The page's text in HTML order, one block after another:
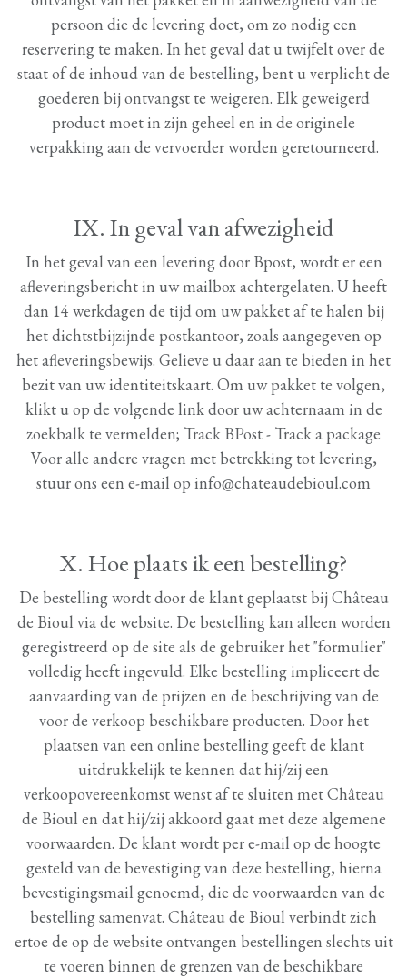
persoon die de levering doet, om zo nodig een
reservering te maken. In het geval dat u twijfelt over de
staat of de inhoud van de bestelling, bent u verplicht de
goederen bij ontvangst te weigeren. Elk geweigerd
product moet in zijn geheel en in de originele
verpakking aan de vervoerder worden geretourneerd.
IX. In geval van afwezigheid
In het geval van een levering door Bpost, wordt er een
afleveringsbericht in uw mailbox achtergelaten. U heeft
dan 14 werkdagen de tijd om uw pakket af te halen bij
het dichtstbijzijnde postkantoor, zoals aangegeven op
het afleveringsbewijs. Gelieve u daar aan te bieden in het
bezit van uw identiteitskaart. Om uw pakket te volgen,
klikt u op de volgende link door uw achternaam in de
zoekbalk te vermelden; Track BPost - Track a package
Voor alle andere vragen met betrekking tot levering,
stuur ons een e-mail op info@chateaudebioul.com
X. Hoe plaats ik een bestelling?
De bestelling wordt door de klant geplaatst bij Château
de Bioul via de website. De bestelling kan alleen worden
geregistreerd op de site als de gebruiker het "formulier"
volledig heeft ingevuld. Elke bestelling impliceert de
aanvaarding van de prijzen en de beschrijving van de
voor de verkoop beschikbare producten. Door het
plaatsen van een online bestelling geeft de klant
uitdrukkelijk te kennen dat hij/zij een
verkoopovereenkomst wenst af te sluiten met Château
de Bioul en dat hij/zij akkoord gaat met deze algemene
voorwaarden. De klant wordt per e-mail op de hoogte
gesteld van de bevestiging van deze bestelling, hierna
bevestigingsmail genoemd, die de voorwaarden van de
bestelling samenvat. Château de Bioul verbindt zich
ertoe de op de website ontvangen bestellingen slechts uit
te voeren binnen de grenzen van de beschikbare